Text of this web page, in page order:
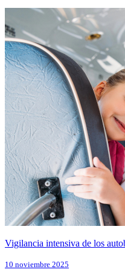
Vigilancia intensiva de los
10 noviembre 2025